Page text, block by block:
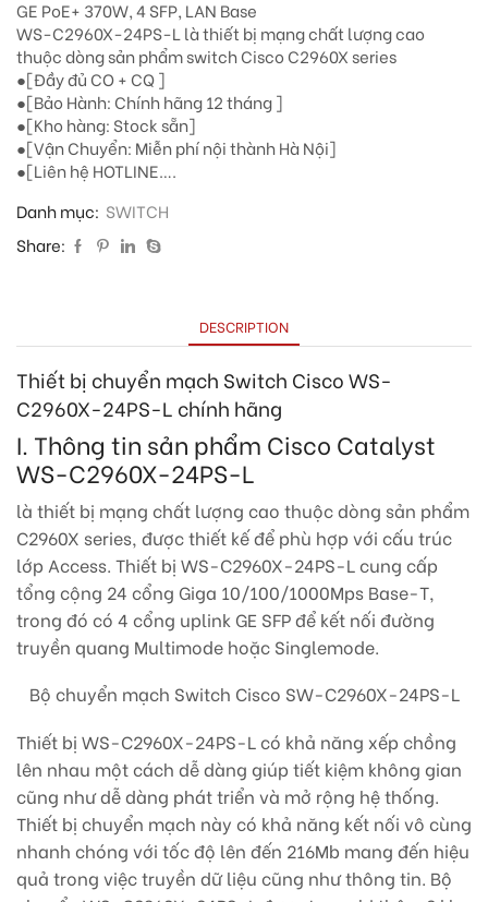
GE PoE+ 370W, 4 SFP, LAN Base
WS-C2960X-24PS-L là thiết bị mạng chất lượng cao
thuộc dòng sản phẩm switch Cisco C2960X series
●[Đầy đủ CO + CQ ]
●[Bảo Hành: Chính hãng 12 tháng ]
●[Kho hàng: Stock sẵn]
●[Vận Chuyển: Miễn phí nội thành Hà Nội]
●[Liên hệ HOTLINE….
Danh mục: SWITCH
Share:
DESCRIPTION
Thiết bị chuyển mạch Switch Cisco WS-
C2960X-24PS-L chính hãng
I. Thông tin sản phẩm Cisco Catalyst
WS-C2960X-24PS-L
là thiết bị mạng chất lượng cao thuộc dòng sản phẩm
C2960X series, được thiết kế để phù hợp với cấu trúc
lớp Access. Thiết bị WS-C2960X-24PS-L cung cấp
tổng cộng 24 cổng Giga 10/100/1000Mps Base-T,
trong đó có 4 cổng uplink GE SFP để kết nối đường
truyền quang Multimode hoặc Singlemode.
Bộ chuyển mạch Switch Cisco SW-C2960X-24PS-L
Thiết bị WS-C2960X-24PS-L có khả năng xếp chồng
lên nhau một cách dễ dàng giúp tiết kiệm không gian
cũng như dễ dàng phát triển và mở rộng hệ thống.
Thiết bị chuyển mạch này có khả năng kết nối vô cùng
nhanh chóng với tốc độ lên đến 216Mb mang đến hiệu
quả trong việc truyền dữ liệu cũng như thông tin. Bộ